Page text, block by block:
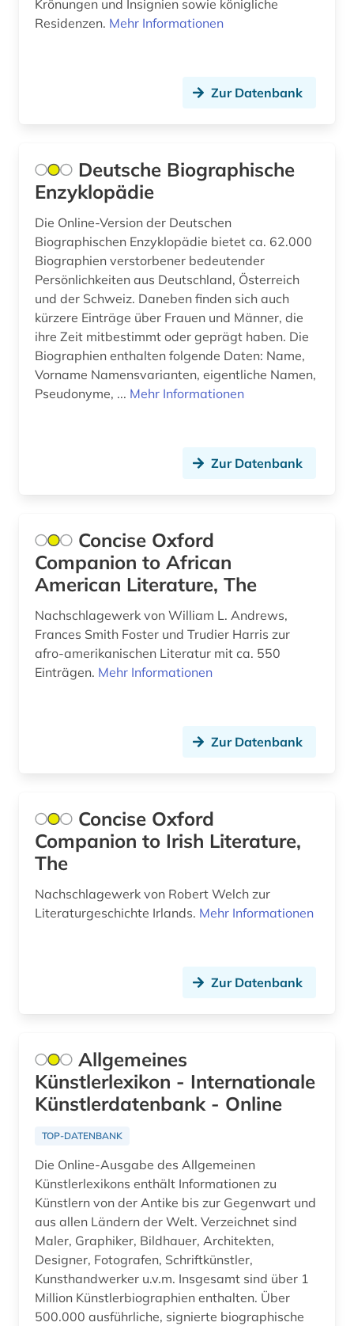
kirchengeschichte (1)
kommunistische partei deutschlands (1)
komponistin (2)
konkordanz (1)
kriminalliteratur (1)
kritische ausgabe (1)
kultur (2)
kulturfunktionär (1)
kulturgeschichte (1)
kulturpolitiker (1)
kunstausstellung (1)
kurve (1)
könig (1)
königin (1)
körperschaft (1)
landeskunde (5)
landschaftsarchitektin (1)
lehrer (1)
literarische gestalt (1)
literaturwissenschaft (7)
ludwig (1)
ludwig van (1)
lusitanistik (1)
lyrik (2)
lyriker (2)
magdeburg (1)
manager (1)
Krönungen und Insignien sowie königliche
Residenzen. Mehr Informationen
Zur Datenbank
Deutsche Biographische
Enzyklopädie
Die Online-Version der Deutschen
Biographischen Enzyklopädie bietet ca. 62.000
Biographien verstorbener bedeutender
Persönlichkeiten aus Deutschland, Österreich
und der Schweiz. Daneben finden sich auch
kürzere Einträge über Frauen und Männer, die
ihre Zeit mitbestimmt oder geprägt haben. Die
Biographien enthalten folgende Daten: Name,
Vorname Namensvarianten, eigentliche Namen,
Pseudonyme, ... Mehr Informationen
Zur Datenbank
Concise Oxford
Companion to African
American Literature, The
Nachschlagewerk von William L. Andrews,
Frances Smith Foster und Trudier Harris zur
afro-amerikanischen Literatur mit ca. 550
Einträgen. Mehr Informationen
Zur Datenbank
Concise Oxford
Companion to Irish Literature,
The
Nachschlagewerk von Robert Welch zur
Literaturgeschichte Irlands. Mehr Informationen
Zur Datenbank
Allgemeines
Künstlerlexikon - Internationale
Künstlerdatenbank - Online
TOP-DATENBANK
Die Online-Ausgabe des Allgemeinen
Künstlerlexikons enthält Informationen zu
Künstlern von der Antike bis zur Gegenwart und
aus allen Ländern der Welt. Verzeichnet sind
Maler, Graphiker, Bildhauer, Architekten,
Designer, Fotografen, Schriftkünstler,
Kunsthandwerker u.v.m. Insgesamt sind über 1
Million Künstlerbiographien enthalten. Über
500.000 ausführliche, signierte biographische